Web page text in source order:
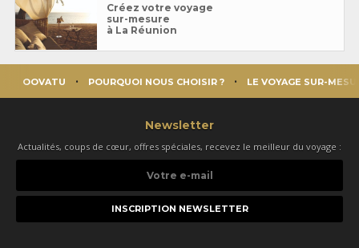
Créez votre voyage
sur-mesure
à La Réunion
OOVATU POURQUOI NOUS CHOISIR ? LE VOYAGE SUR-
Newsletter
Actualités, coups de cœur, offres spéciales, recevez le meilleur du voyage :
e-